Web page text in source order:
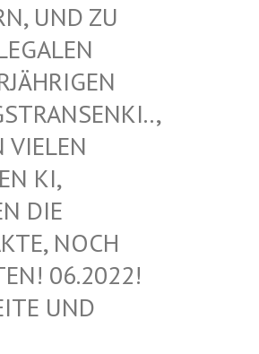
UND ZU D
M
Z
Z
A
KI, W
K
NOCH E
06.2022! I
UND K